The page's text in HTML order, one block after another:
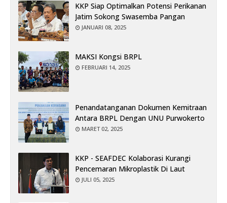
KKP Siap Optimalkan Potensi Perikanan
Jatim Sokong Swasemba Pangan
JANUARI 08, 2025
MAKSI Kongsi BRPL
FEBRUARI 14, 2025
Penandatanganan Dokumen Kemitraan
Antara BRPL Dengan UNU Purwokerto
MARET 02, 2025
KKP - SEAFDEC Kolaborasi Kurangi
Pencemaran Mikroplastik Di Laut
JULI 05, 2025